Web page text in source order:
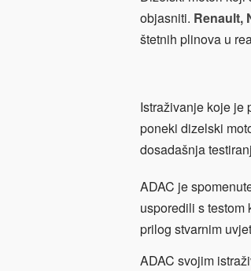
objasniti. Renault,
štetnih plinova u
Istraživanje koje je
poneki dizelski
dosadašnja
ADAC je
usporedili s
prilog stvarnim
ADAC svojim